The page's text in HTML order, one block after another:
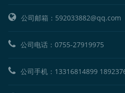
公司邮箱：592033882@qq.com
公司电话：0755-27919975
公司手机： 13316814899